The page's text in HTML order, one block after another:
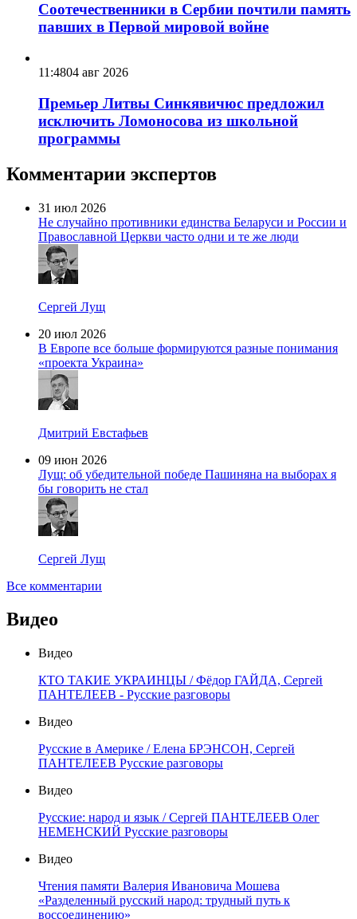
Соотечественники в Сербии почтили память
павших в Первой мировой войне
11:4804 авг 2026
Премьер Литвы Синкявичюс предложил
исключить Ломоносова из школьной
программы
Комментарии экспертов
31 июл 2026
Не случайно противники единства Беларуси и России и
Православной Церкви часто одни и те же люди
Сергей Лущ
20 июл 2026
В Европе все больше формируются разные понимания
«проекта Украина»
Дмитрий Евстафьев
09 июн 2026
Лущ: об убедительной победе Пашиняна на выборах я
бы говорить не стал
Сергей Лущ
Все комментарии
Видео
Видео
КТО ТАКИЕ УКРАИНЦЫ / Фёдор ГАЙДА, Сергей
ПАНТЕЛЕЕВ - Русские разговоры
Видео
Русские в Америке / Елена БРЭНСОН, Сергей
ПАНТЕЛЕЕВ Русские разговоры
Видео
Русские: народ и язык / Сергей ПАНТЕЛЕЕВ Олег
НЕМЕНСКИЙ Русские разговоры
Видео
Чтения памяти Валерия Ивановича Мошева
«Разделенный русский народ: трудный путь к
воссоединению»